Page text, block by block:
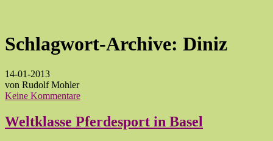
Schlagwort-Archive: Diniz
14-01-2013
von Rudolf Mohler
Keine Kommentare
Weltklasse Pferdesport in Basel